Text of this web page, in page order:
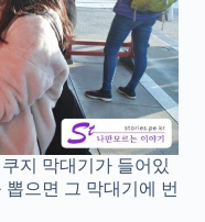
지 막대기가 들어있
으면 그 막대기에 번